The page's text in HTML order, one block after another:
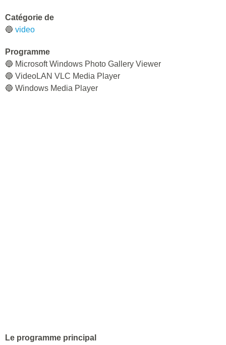
Catégorie de
🔵 video
Programme
🔵 Microsoft Windows Photo Gallery Viewer
🔵 VideoLAN VLC Media Player
🔵 Windows Media Player
Le programme principal